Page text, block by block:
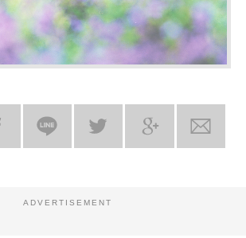
ADVERTISEMENT